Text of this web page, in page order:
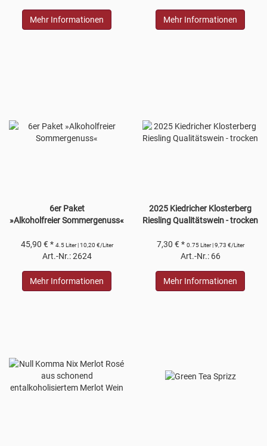
Mehr Informationen Mehr Informationen
6er Paket
»Alkoholfreier Sommergenuss«
45,90 € * 4.5 Liter | 10,20 €/Liter
Art.-Nr.: 2624
Mehr Informationen
2025 Kiedricher Klosterberg
Riesling Qualitätswein - trocken
7,30 € * 0.75 Liter | 9,73 €/Liter
Art.-Nr.: 66
Mehr Informationen